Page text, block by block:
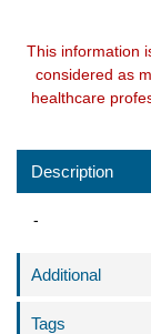
This information
considered as
healthcare
Description
-
Additional
Tags